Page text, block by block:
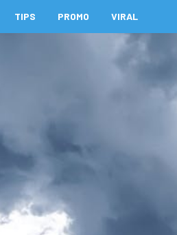
TIPS PROMO VIRAL